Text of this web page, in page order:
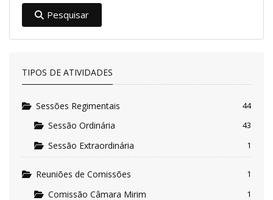
Pesquisar
TIPOS DE ATIVIDADES
Sessões Regimentais 44
Sessão Ordinária 43
Sessão Extraordinária 1
Reuniões de Comissões 1
Comissão Câmara Mirim 1